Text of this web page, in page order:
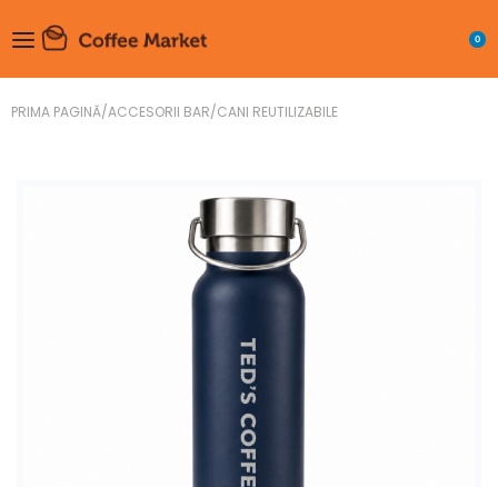
0
PRIMA PAGINĂ/ACCESORII BAR/CANI REUTILIZABILE